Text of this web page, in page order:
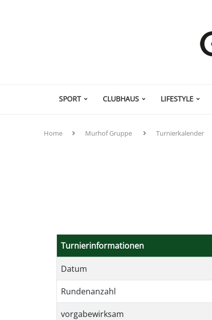
SPORT CLUBHAUS LIFESTYLE
Home Murhof Gruppe Turnierkalender
Turnierinformationen
Datum
Rundenanzahl
vorgabewirksam